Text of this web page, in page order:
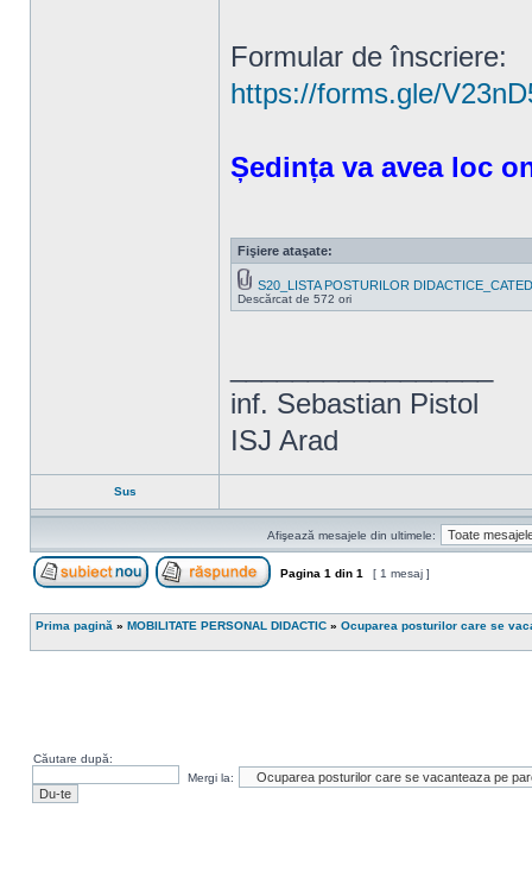
Formular de înscriere:
https://forms.gle/
Ședința va avea loc
Fişiere ataşate:
S20_LISTA POSTURILOR
Descărcat de 572 ori
inf. Sebastian Pistol
ISJ Arad
Sus
Afişează mesajele din ultimele:
Pagina 1 din 1 [ 1 mesaj ]
Prima pagină » MOBILITATE PERSONAL DIDACTIC » Ocuparea posturilor care se
Căutare după:
Mergi la: